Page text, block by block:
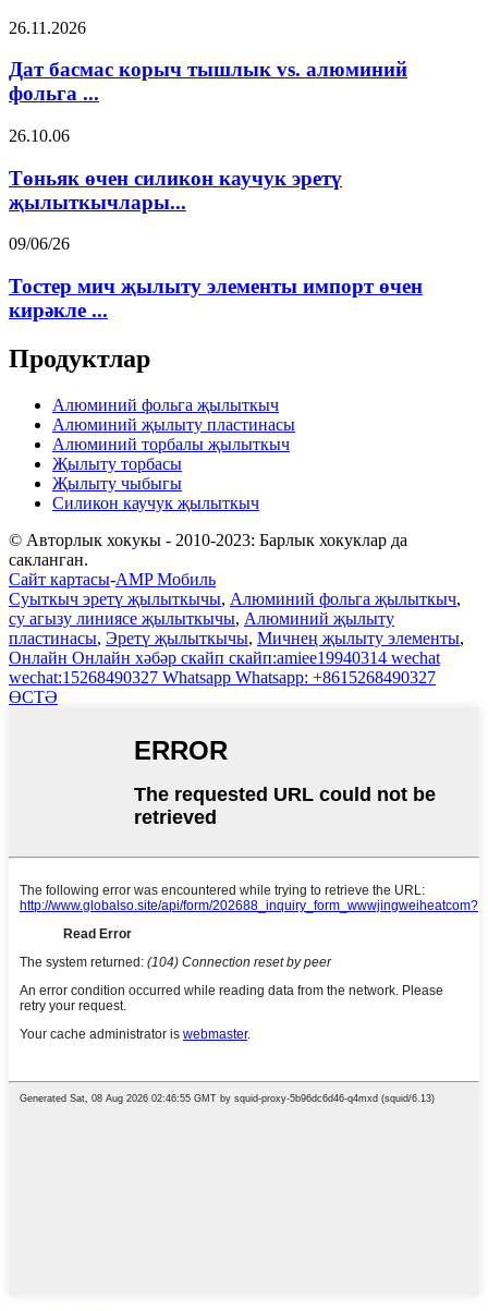
26.11.2026
Дат басмас корыч тышлык vs. алюминий
фольга ...
26.10.06
Төньяк өчен силикон каучук эретү
җылыткычлары...
09/06/26
Тостер мич җылыту элементы импорт өчен
кирәкле ...
Продуктлар
Алюминий фольга җылыткыч
Алюминий җылыту пластинасы
Алюминий торбалы җылыткыч
Җылыту торбасы
Җылыту чыбыгы
Силикон каучук җылыткыч
© Авторлык хокукы - 2010-2023: Барлык хокуклар да
сакланган.
Сайт картасы-AMP Мобиль
Суыткыч эретү җылыткычы, Алюминий фольга җылыткыч,
су агызу линиясе җылыткычы, Алюминий җылыту
пластинасы, Эретү җылыткычы, Мичнең җылыту элементы,
Онлайн Онлайн хәбәр скайп скайп:amiee19940314 wechat
wechat:15268490327 Whatsapp Whatsapp: +8615268490327
ӨСТӘ